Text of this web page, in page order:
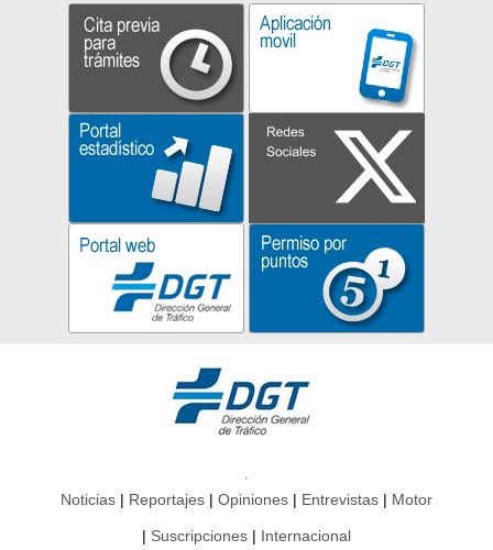
Noticias Reportajes Opiniones Entrevistas Motor
Suscripciones Internacional